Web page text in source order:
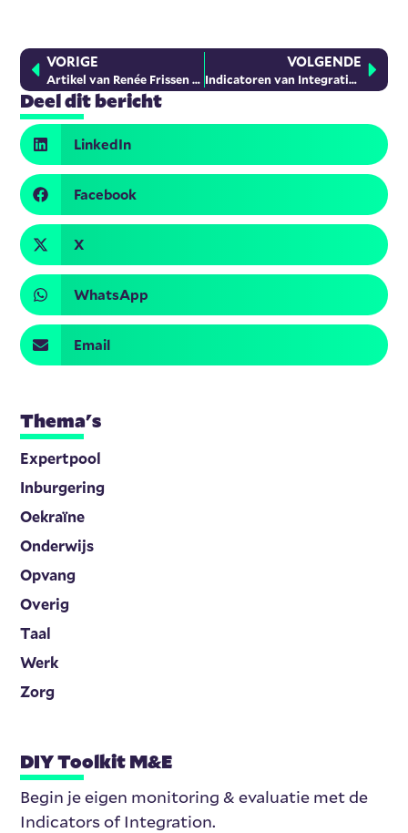
VORIGE
Artikel van Renée Frissen in Sociale Vraagstukken over integratie als aanvulling op inburgering
VOLGENDE
Indicatoren van Integratie Framework: Zeven kerninzichten over het meten van integratie
Deel dit bericht
LinkedIn
Facebook
X
WhatsApp
Email
Thema's
Expertpool
Inburgering
Oekraïne
Onderwijs
Opvang
Overig
Taal
Werk
Zorg
DIY Toolkit M&E
Begin je eigen monitoring & evaluatie met de
Indicators of Integration.